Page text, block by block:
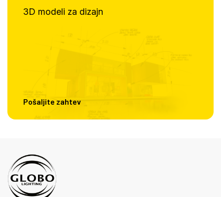
3D modeli za dizajn
Pošaljite zahtev